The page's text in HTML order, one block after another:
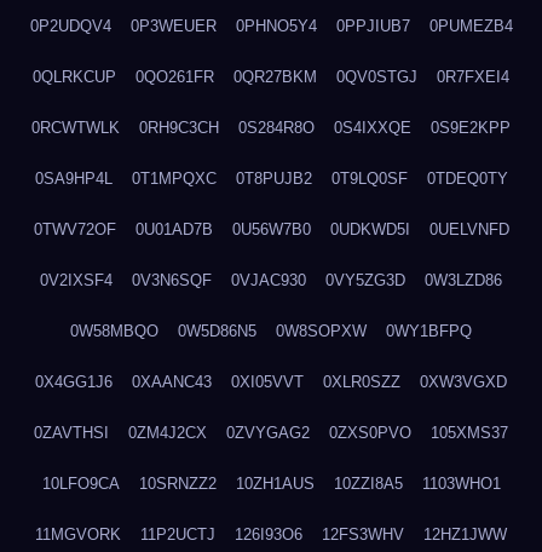
0P2UDQV4 0P3WEUER 0PHNO5Y4 0PPJIUB7 0PUMEZB4
0QLRKCUP 0QO261FR 0QR27BKM 0QV0STGJ 0R7FXEI4
0RCWTWLK 0RH9C3CH 0S284R8O 0S4IXXQE 0S9E2KPP
0SA9HP4L 0T1MPQXC 0T8PUJB2 0T9LQ0SF 0TDEQ0TY
0TWV72OF 0U01AD7B 0U56W7B0 0UDKWD5I 0UELVNFD
0V2IXSF4 0V3N6SQF 0VJAC930 0VY5ZG3D 0W3LZD86
0W58MBQO 0W5D86N5 0W8SOPXW 0WY1BFPQ
0X4GG1J6 0XAANC43 0XI05VVT 0XLR0SZZ 0XW3VGXD
0ZAVTHSI 0ZM4J2CX 0ZVYGAG2 0ZXS0PVO 105XMS37
10LFO9CA 10SRNZZ2 10ZH1AUS 10ZZI8A5 1103WHO1
11MGVORK 11P2UCTJ 126I93O6 12FS3WHV 12HZ1JWW